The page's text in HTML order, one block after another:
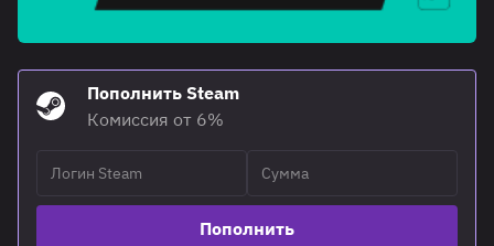
Пополнить Steam
Комиссия от 6%
Пополнить